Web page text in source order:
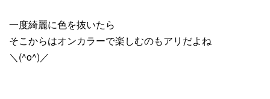
一度綺麗に色を抜いたら
そこからはオンカラーで楽しむのもアリだよね
＼(^o^)／